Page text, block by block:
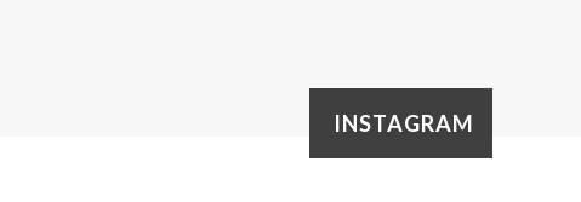
INSTAGRAM